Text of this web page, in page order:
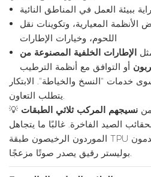
ببيئة العمل في المناطق النائية
الأنظمة المعيارية، وتكوينات نقل
اللحوم، وخيارات الإطارات
الإطارات الخلفية المصنوعة من
أو التوافق مع أنظمة الترطيب
خدمات "النسخ والخياطة". الابتكار
يتطلب التعاون.
نسيجهم المركب ثلاثي الطبقات
الصيد الفاخرة. غالبًا ما يتجاهل
الموردون الرخيصون طبقة TPU المقاومة للماء أو يستخدمون
بوليستر رقيق يصدر صوتًا مزعجًا.